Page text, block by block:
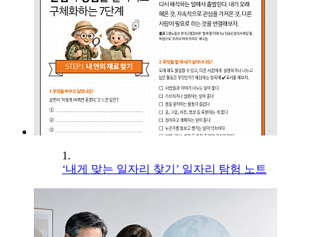
1.
‘내게 맞는 일자리 찾기’ 일자리 탐험 노트